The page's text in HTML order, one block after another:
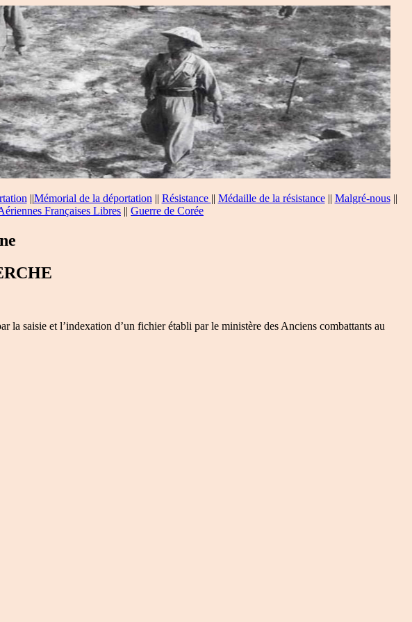
||Mémorial de la déportation || Résistance || Médaille de la résistance|| Malgré-nous||
Françaises Libres || Guerre de Corée
saisie et l’indexation d’un fichier établi par le ministère des Anciens combattants au